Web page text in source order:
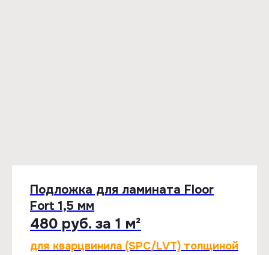
Подложка для ламината Floor
Fort 1,5 мм
480 руб. за 1 м²
для кварцвинила (SPC/LVT) толщиной